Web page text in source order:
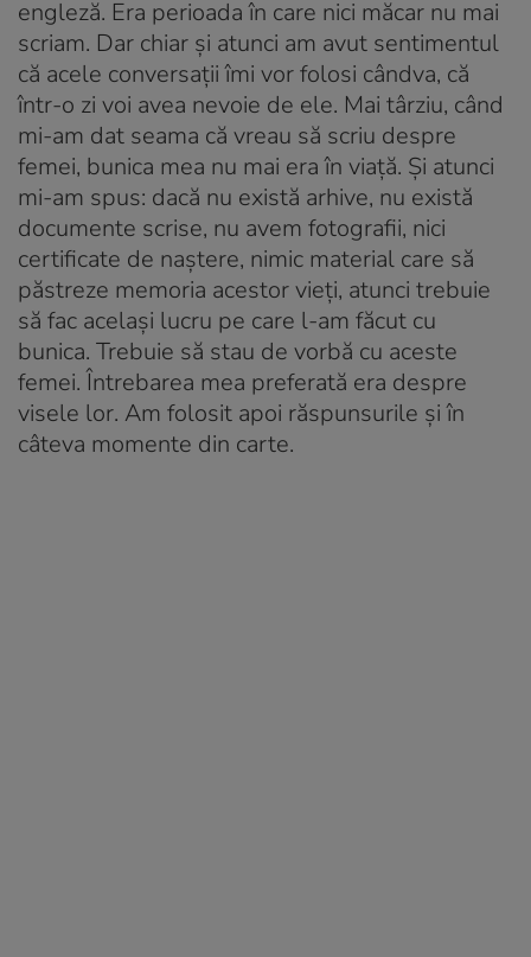
engleză. Era perioada în care nici măcar nu mai
scriam. Dar chiar și atunci am avut sentimentul
că acele conversații îmi vor folosi cândva, că
într-o zi voi avea nevoie de ele. Mai târziu, când
mi-am dat seama că vreau să scriu despre
femei, bunica mea nu mai era în viață. Și atunci
mi-am spus: dacă nu există arhive, nu există
documente scrise, nu avem fotografii, nici
certificate de naștere, nimic material care să
păstreze memoria acestor vieți, atunci trebuie
să fac același lucru pe care l-am făcut cu
bunica. Trebuie să stau de vorbă cu aceste
femei. Întrebarea mea preferată era despre
visele lor. Am folosit apoi răspunsurile și în
câteva momente din carte.